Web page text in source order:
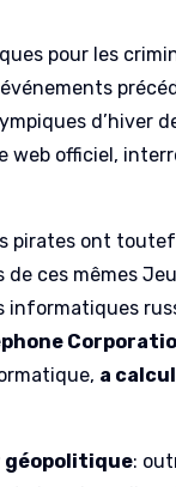
pour les
d’hiver
web officiel,
pirates ont
ces mêmes
informatiques
a
géopolitique: